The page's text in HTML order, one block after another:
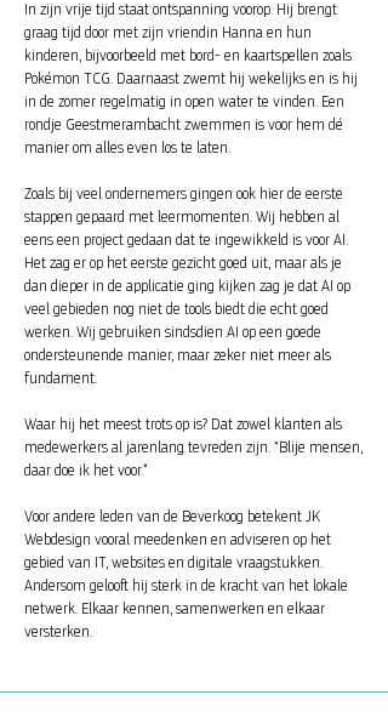
In zijn vrije tijd staat ontspanning voorop. Hij brengt
graag tijd door met zijn vriendin Hanna en hun
kinderen, bijvoorbeeld met bord- en kaartspellen zoals
Pokémon TCG. Daarnaast zwemt hij wekelijks en is hij
in de zomer regelmatig in open water te vinden. Een
rondje Geestmerambacht zwemmen is voor hem dé
manier om alles even los te laten.
Zoals bij veel ondernemers gingen ook hier de eerste
stappen gepaard met leermomenten. Wij hebben al
eens een project gedaan dat te ingewikkeld is voor AI.
Het zag er op het eerste gezicht goed uit, maar als je
dan dieper in de applicatie ging kijken zag je dat AI op
veel gebieden nog niet de tools biedt die echt goed
werken. Wij gebruiken sindsdien AI op een goede
ondersteunende manier, maar zeker niet meer als
fundament.
Waar hij het meest trots op is? Dat zowel klanten als
medewerkers al jarenlang tevreden zijn. “Blije mensen,
daar doe ik het voor.”
Voor andere leden van de Beverkoog betekent JK
Webdesign vooral meedenken en adviseren op het
gebied van IT, websites en digitale vraagstukken.
Andersom gelooft hij sterk in de kracht van het lokale
netwerk. Elkaar kennen, samenwerken en elkaar
versterken.